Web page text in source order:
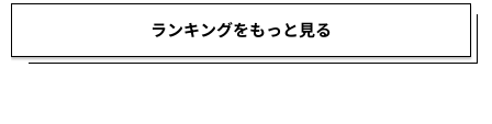
ランキングをもっと見る